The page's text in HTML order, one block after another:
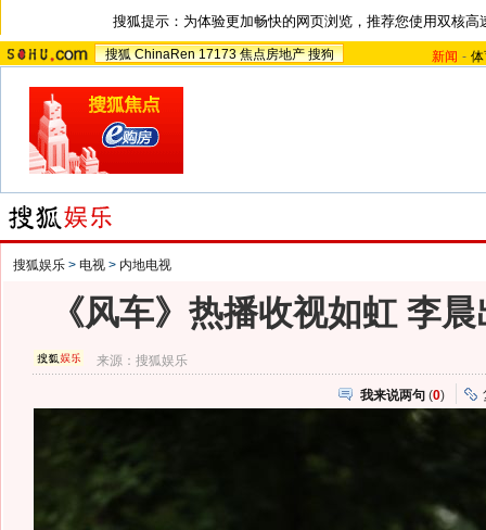
搜狐提示：为体验更加畅快的网页浏览，推荐您使用双核高
搜狐 ChinaRen 17173 焦点房地产 搜狗 新闻 -
搜狐娱乐 > 电视 > 内地电视
《风车》热播收视如虹 李
来源：搜狐娱乐
我来说两句 (0)